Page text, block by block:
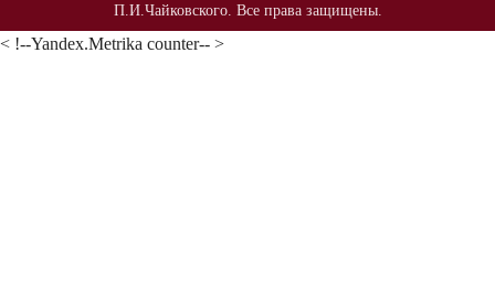
П.И.Чайковского. Все права защищены.
< !--Yandex.Metrika counter-- >